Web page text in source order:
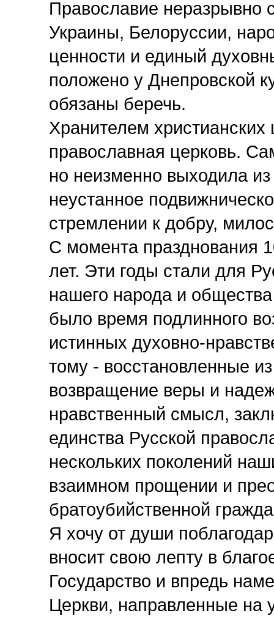
Православие неразрывно
Украины, Белоруссии,
ценности и единый
положено у Днепровской
обязаны беречь.
Хранителем
православная церковь.
но неизменно выходила
неустанное
стремлении к добру,
С момента празднования
лет. Эти годы стали для
нашего народа и
было время подлинного
истинных духовно-
тому - восстановленные
возвращение веры и
нравственный смысл,
единства Русской
нескольких поколений
взаимном прощении и
братоубийственной
Я хочу от души
вносит свою лепту в
Государство и впредь
Церкви, направленные на